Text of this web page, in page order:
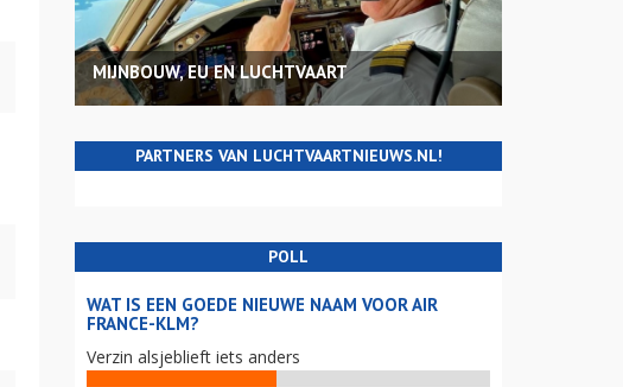
MIJNBOUW, EU EN LUCHTVAART
PARTNERS VAN LUCHTVAARTNIEUWS.NL!
POLL
WAT IS EEN GOEDE NIEUWE NAAM VOOR AIR
FRANCE-KLM?
Verzin alsjeblieft iets anders